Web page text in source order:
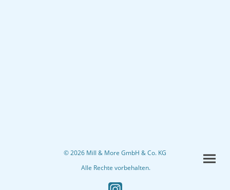
© 2026 Mill & More GmbH & Co. KG
Alle Rechte vorbehalten.